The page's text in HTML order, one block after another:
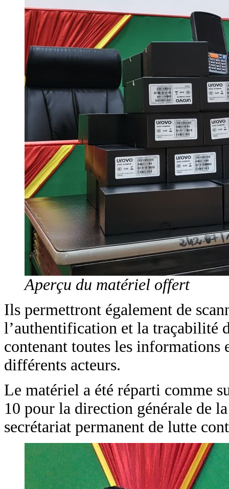
Aperçu du matériel offert
Ils permettront également de
l’authentification et la traçabilité
contenant toutes les informations
différents acteurs.
Le matériel a été réparti comme
10 pour la direction générale de
secrétariat permanent de lutte